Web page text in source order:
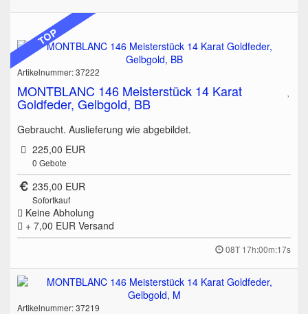
TOP
Artikelnummer: 37222
MONTBLANC 146 Meisterstück 14 Karat
Goldfeder, Gelbgold, BB
Gebraucht. Auslieferung wie abgebildet.
225,00 EUR
0 Gebote
235,00 EUR
Sofortkauf
Keine Abholung
+ 7,00 EUR Versand
08T 17h:00m:17s
Artikelnummer: 37219